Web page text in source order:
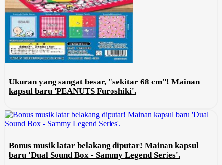
Ukuran yang sangat besar, "sekitar 68 cm"! Mainan
kapsul baru 'PEANUTS Furoshiki'.
Bonus musik latar belakang diputar! Mainan kapsul
baru 'Dual Sound Box - Sammy Legend Series'.